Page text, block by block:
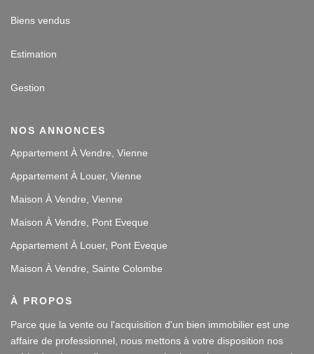
Biens vendus
Estimation
Gestion
NOS ANNONCES
Appartement À Vendre, Vienne
Appartement À Louer, Vienne
Maison À Vendre, Vienne
Maison À Vendre, Pont Eveque
Appartement À Louer, Pont Eveque
Maison À Vendre, Sainte Colombe
À PROPOS
Parce que la vente ou l'acquisition d'un bien immobilier est une
affaire de professionnel, nous mettons à votre disposition nos